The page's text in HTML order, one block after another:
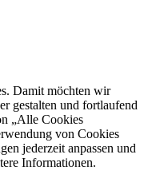
Damit möchten wir
gestalten und fortlaufend
„Alle Cookies
von Cookies
jederzeit anpassen und
Informationen.